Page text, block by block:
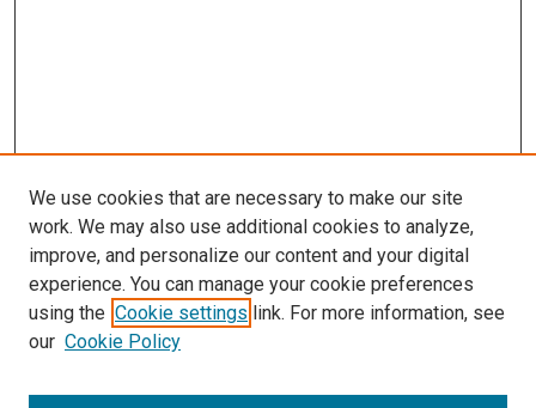
We use cookies that are necessary to make our site
work. We may also use additional cookies to analyze,
improve, and personalize our content and your digital
experience. You can manage your cookie preferences
using the Cookie settings link. For more information, see
our Cookie Policy